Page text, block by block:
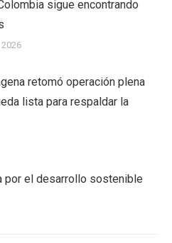
sigue encontrando
retomó operación plena
lista para respaldar la
por el desarrollo sostenible